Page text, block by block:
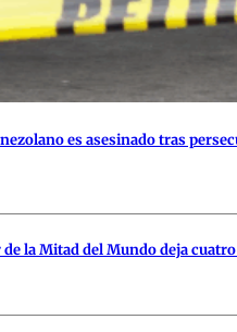
es asesinado tras
la Mitad del Mundo deja